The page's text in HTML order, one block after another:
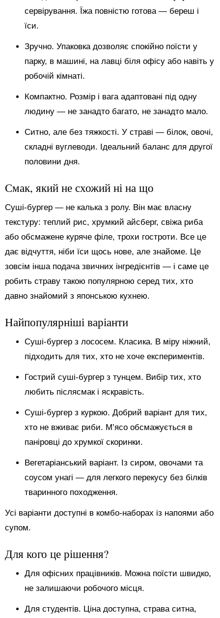
сервірування. Їжа повністю готова — береш і
їси.
Зручно. Упаковка дозволяє спокійно поїсти у
парку, в машині, на лавці біля офісу або навіть у
робочій кімнаті.
Компактно. Розмір і вага адаптовані під одну
людину — не занадто багато, не занадто мало.
Ситно, але без тяжкості. У страві — білок, овочі,
складні вуглеводи. Ідеальний баланс для другої
половини дня.
Смак, який не схожий ні на що
Суші-бургер — не калька з ролу. Він має власну
текстуру: теплий рис, хрумкий айсберг, свіжа риба
або обсмажене куряче філе, трохи гостроти. Все це
дає відчуття, ніби їси щось нове, але знайоме. Це
зовсім інша подача звичних інгредієнтів — і саме це
робить страву такою популярною серед тих, хто
давно знайомий з японською кухнею.
Найпопулярніші варіанти
Суші-бургер з лососем. Класика. В міру ніжний,
підходить для тих, хто не хоче експериментів.
Гострий суші-бургер з тунцем. Вибір тих, хто
любить післясмак і яскравість.
Суші-бургер з куркою. Добрий варіант для тих,
хто не вживає риби. М’ясо обсмажується в
паніровці до хрумкої скоринки.
Вегетаріанський варіант. Із сиром, овочами та
соусом унагі — для легкого перекусу без білків
тваринного походження.
Усі варіанти доступні в комбо-наборах із напоями або
супом.
Для кого це рішення?
Для офісних працівників. Можна поїсти швидко,
не залишаючи робочого місця.
Для студентів. Ціна доступна, страва ситна,